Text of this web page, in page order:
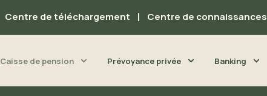
Centre de téléchargement Centre de connaissances
Caisse de pension Prévoyance privée Banking